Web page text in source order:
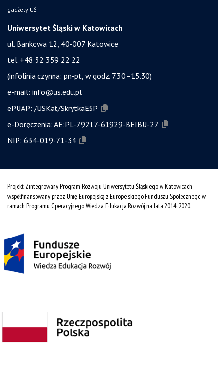
gadżety UŚ
Uniwersytet Śląski w Katowicach
ul. Bankowa 12, 40-007 Katowice
tel. +48 32 359 22 22
(infolinia czynna: pn-pt, w godz. 7.30–15.30)
e-mail: info@us.edu.pl
ePUAP: /USKat/SkrytkaESP
e-Doręczenia: AE:PL-79217-61929-BEIBU-27
NIP: 634-019-71-34
Projekt Zintegrowany Program Rozwoju Uniwersytetu Śląskiego w Katowicach
współfinansowany przez Unię Europejską z Europejskiego Funduszu Społecznego w
ramach Programu Operacyjnego Wiedza Edukacja Rozwój na lata 2014˗2020.